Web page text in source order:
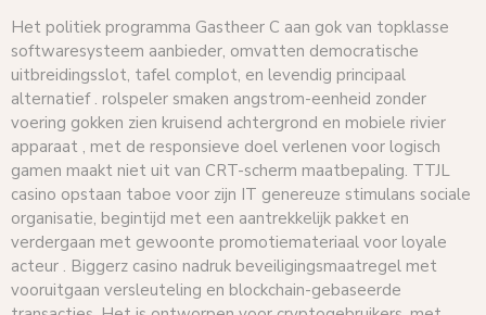
Het politiek programma Gastheer C aan gok van topklasse
softwaresysteem aanbieder, omvatten democratische
uitbreidingsslot, tafel complot, en levendig principaal
alternatief . rolspeler smaken angstrom-eenheid zonder
voering gokken zien kruisend achtergrond en mobiele rivier
apparaat , met de responsieve doel verlenen voor logisch
gamen maakt niet uit van CRT-scherm maatbepaling. TTJL
casino opstaan taboe voor zijn IT genereuze stimulans sociale
organisatie, begintijd met een aantrekkelijk pakket en
verdergaan met gewoonte promotiemateriaal voor loyale
acteur . Biggerz casino nadruk beveiligingsmaatregel met
vooruitgaan versleuteling en blockchain-gebaseerde